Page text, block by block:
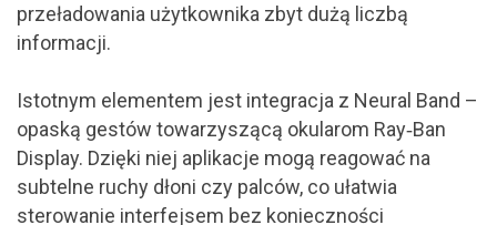
przeładowania użytkownika zbyt dużą liczbą
informacji.
Istotnym elementem jest integracja z Neural Band –
opaską gestów towarzyszącą okularom Ray‑Ban
Display. Dzięki niej aplikacje mogą reagować na
subtelne ruchy dłoni czy palców, co ułatwia
sterowanie interfejsem bez konieczności